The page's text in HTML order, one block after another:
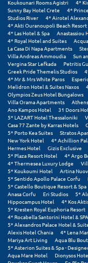
Koukounari Rooms Agistri
4*
Sunny Bay Hotel Crete
4*
Studios River
4* Airotel
4* Akti Ouranoupoli Beach Resort
4* Las Hotel & Spa
Anastassiou
4* Royal Hotel and Suites
La Casa Di Napa Apartments
Villa Andreas Ammoudia
Sun
Vergina Star Lefkada
Petritis
Greek Pride Themelis Studios
4* Mr & Mrs White Paros
Melidron Hotel & Suites Naxos
Olympios Zeus Hotel Bungalows
Villa Orama Apartments
Ano Kampos Hotel
31 Doors
5* LAZART Hotel Thessaloniki
Casa 77 Zante by Karras Hotels
5* Porto Kea Suites
Stratos
New York Hotel
4* Achillion
Hermes Hotel
Gizis Exclusive
5* Plaza Resort Hotel
4* Argo
4* Thermesea Luxury Lodge
5* Koukoumi Hotel
Artina
5* Sentido Apollo Palace Corfu
5* Castello Boutique Resort & Spa
Anasa Corfu
Eri Studios 5*
Hippocampus Hotel
4* Kos
5* Kresten Royal Euphoria Resort
4* Rocabella Santorini Hotel & SPA
5* Alexandros Palace Hotel &
Alexis Hotel Chania
4* Lena
Mariya Art Living
Aqua Blu
5* Asterion Suites & Spa -
Aqua Mare Hotel
Dionysos